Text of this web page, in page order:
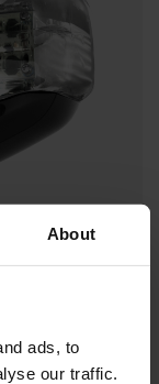
About
ads, to
our traffic.